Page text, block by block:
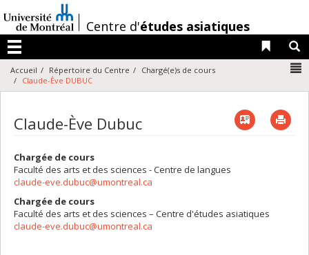
au
contenu
/
Centre d'études asiatiques
Menu
Liens
Accueil Répertoire du Centre
Chargé(e)s de cours
Claude-Ève DUBUC
Claude-Ève Dubuc Vcard
Chargée de cours
Faculté des arts et des sciences - Centre de langues
claude-eve.dubuc@umontreal.ca
Chargée de cours
Faculté des arts et des sciences – Centre d'études asiatiques
claude-eve.dubuc@umontreal.ca